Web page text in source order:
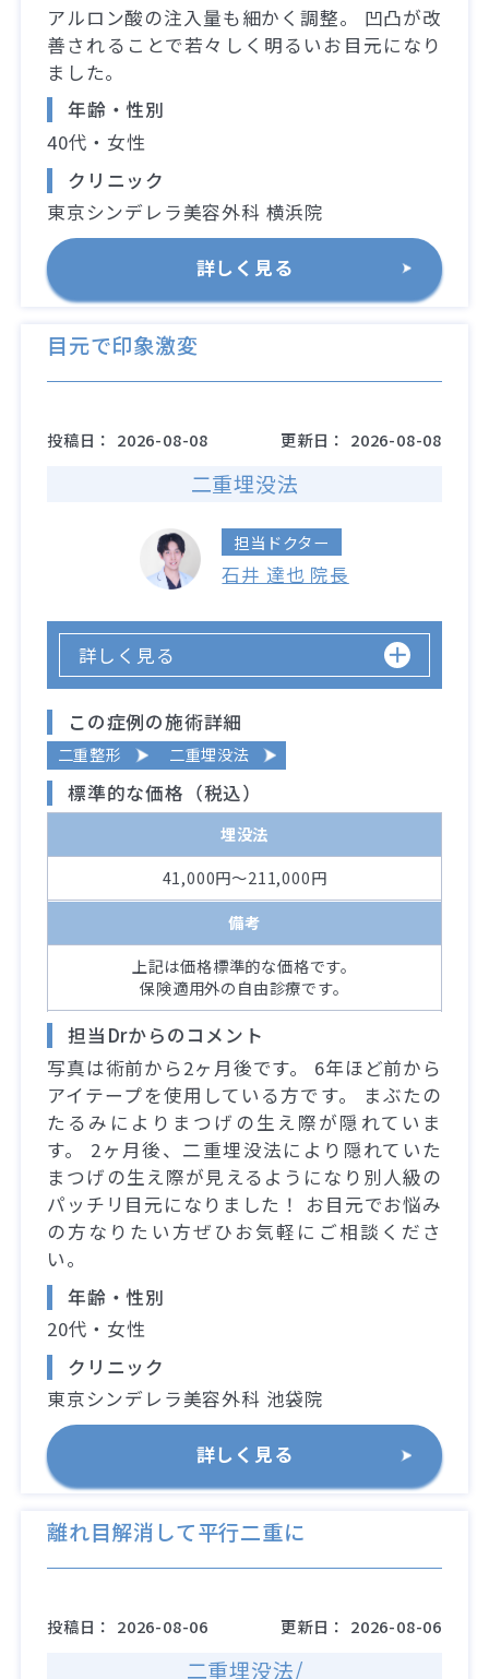
アルロン酸の注入量も細かく調整。 凹凸が改
善されることで若々しく明るいお目元になり
ました。
年齢・性別
40代・女性
クリニック
東京シンデレラ美容外科 横浜院
詳しく見る
目元で印象激変
投稿日： 2026-08-08 更新日： 2026-08-08
二重埋没法
担当ドクター
石井 達也 院長
詳しく見る
この症例の施術詳細
二重整形 二重埋没法
標準的な価格（税込）
埋没法
41,000円～211,000円
備考
上記は価格標準的な価格です。
保険適用外の自由診療です。
担当Drからのコメント
写真は術前から2ヶ月後です。 6年ほど前から
アイテープを使用している方です。 まぶたの
たるみによりまつげの生え際が隠れていま
す。 2ヶ月後、二重埋没法により隠れていた
まつげの生え際が見えるようになり別人級の
パッチリ目元になりました！ お目元でお悩み
の方なりたい方ぜひお気軽にご相談くださ
い。
年齢・性別
20代・女性
クリニック
東京シンデレラ美容外科 池袋院
詳しく見る
離れ目解消して平行二重に
投稿日： 2026-08-06 更新日： 2026-08-06
二重埋没法/